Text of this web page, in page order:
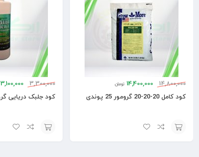
14,800,000
14,400,000 تومان
کود کامل 20-20-20 گرومور 25 پوندی
3,300,000
3,100,000
کود جلبک دریایی گرومور